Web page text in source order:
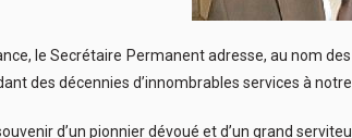
le Secrétaire Permanent adresse, au nom
des décennies d’innombrables services à
d’un pionnier dévoué et d’un grand